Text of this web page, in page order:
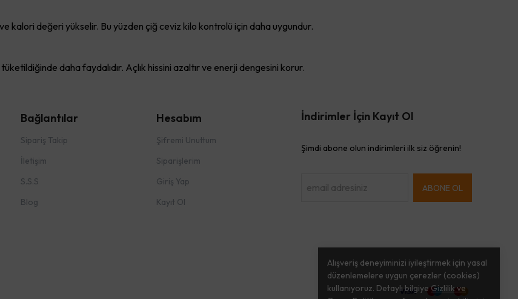
Alışveriş deneyiminizi iyileştirmek için yasal
düzenlemelere uygun çerezler (cookies)
kullanıyoruz. Detaylı bilgiye Gizlilik ve
kalori değeri yükselir. Bu yüzden çiğ ceviz kilo kontrolü için daha uygundur.
daha faydalıdır. Açlık hissini azaltır ve enerji dengesini korur.
Bağlantılar
Sipariş Takip
İletişim
S.S.S
Blog
Hesabım
Şifremi Unuttum
Siparişlerim
Giriş Yap
Kayıt Ol
İndirimler İçin Kayıt Ol
Şimdi abone olun indirimleri ilk siz öğrenin!
ABONE OL